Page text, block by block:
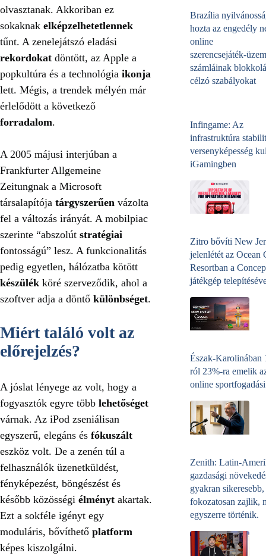
olvasztanak. Akkoriban ez
sokaknak elképzelhetetlennek
tűnt. A zenelejátszó eladási
rekordokat döntött, az Apple a
popkultúra és a technológia ikonja
lett. Mégis, a trendek mélyén már
érlelődött a következő
forradalom.
A 2005 májusi interjúban a
Frankfurter Allgemeine
Zeitungnak a Microsoft
társalapítója tárgyszerűen vázolta
fel a változás irányát. A mobilpiac
szerinte “abszolút stratégiai
fontosságú” lesz. A funkcionalitás
pedig egyetlen, hálózatba kötött
készülék köré szerveződik, ahol a
szoftver adja a döntő különbséget.
Miért találó volt az
előrejelzés?
A jóslat lényege az volt, hogy a
fogyasztók egyre több lehetőséget
várnak. Az iPod zseniálisan
egyszerű, elegáns és fókuszált
eszköz volt. De a zenén túl a
felhasználók üzenetküldést,
fényképezést, böngészést és
később közösségi élményt akartak.
Ezt a sokféle igényt egy
moduláris, bővíthető platform
képes kiszolgálni.
Brazília
hozta az engedély
online
számláinak
célzó szabályokat
Infingame: Az
infrastruktúra
versenyképesség
iGamingben
Zitro bővíti New
jelenlétét az Ocean
Resortban a
játékgép
Észak-Karolinában
ról 23%-ra emelik
online
Zenith: Latin-
gazdasági
gyakran sikeresebb,
fokozatosan zajlik,
egyszerre történik.